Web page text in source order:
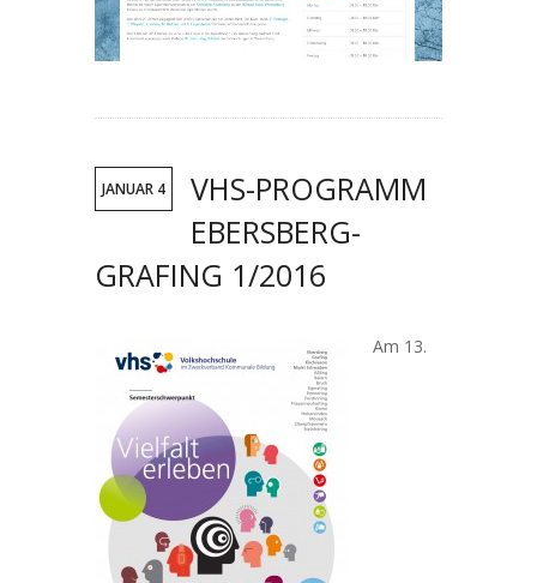
JANUAR 4
VHS-PROGRAMM
EBERSBERG-
GRAFING 1/2016
Am 13.